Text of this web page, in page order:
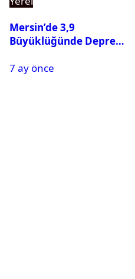
Mersin’de 3,9
Büyüklüğünde Deprem
7 ay önce